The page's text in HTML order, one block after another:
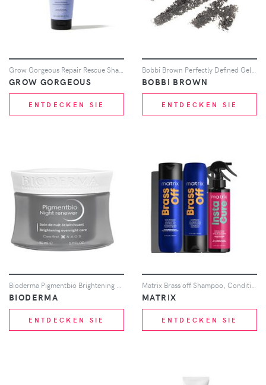
GROW GORGEOUS
ENTDECKEN SIE
BOBBI BROWN
ENTDECKEN SIE
BIODERMA
ENTDECKEN SIE
MATRIX
ENTDECKEN SIE